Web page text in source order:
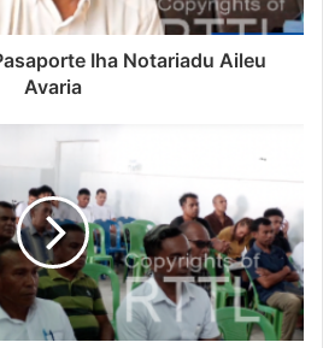
Iha Notariadu Aileu
Avaria